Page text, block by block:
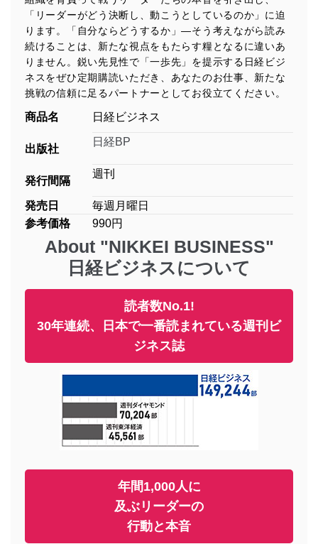
「リーダーがどう決断し、動こうとしているのか」に迫
ります。「自分ならどうするか」―そう考えながら読み
続けることは、新たな視点をもたらす糧となるに違いあ
りません。鋭い先見性で「一歩先」を提示する日経ビジ
ネスをぜひ定期購読いただき、あなたのお仕事、新たな
挑戦の信頼に足るパートナーとしてお役立てください。
商品名 日経ビジネス
出版社
日経BP
発行間隔
週刊
発売日
毎週月曜日
参考価格
990円
About "NIKKEI BUSINESS"
日経ビジネスについて
読者数No.1!
30年連続、日本で一番読まれている週刊ビ
ジネス誌
年間1,000人に
及ぶリーダーの
行動と本音